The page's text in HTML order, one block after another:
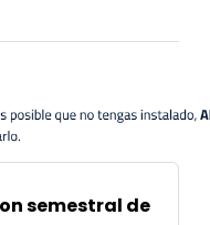
semestral de